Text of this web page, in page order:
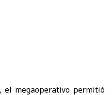
el megaoperativo permitió